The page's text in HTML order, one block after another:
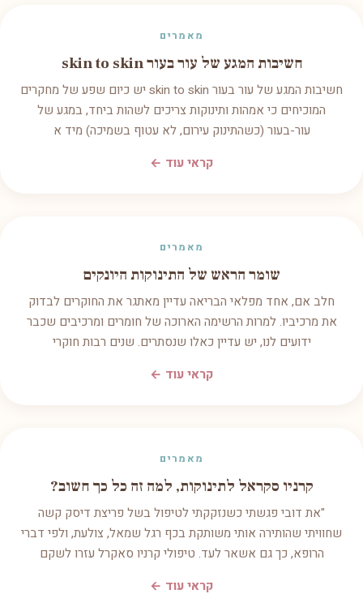
מאמרים
חשיבות המגע של עור בעור skin to skin
חשיבות המגע של עור בעור skin to skin יש כיום שפע של מחקרים
המוכיחים כי אמהות ותינוקות צריכים לשהות ביחד, במגע של
עור-בעור (כשהתינוק עירום, לא עטוף בשמיכה) מיד א
קראי עוד ←
מאמרים
שומר הראש של התינוקות היונקים
חלב אם, אחד מפלאי הבריאה עדיין מאתגר את החוקרים לבדוק
את מרכיביו. למרות הרשימה הארוכה של חומרים ומרכיבים שכבר
ידועים לנו, יש עדיין כאלו שנסתרים. שנים רבות חוקרי
קראי עוד ←
מאמרים
קרניו סקראל לתינוקות, למה זה כל כך חשוב?
"את דובי פגשתי כשנזקקתי לטיפול בשל פריצת דיסק קשה
שחוויתי שהותירה אותי משותקת בכף רגל שמאל, צולעת, ולפי דברי
הרופא, כך גם אשאר לעד. טיפולי קרניו סאקרל עזרו לשקם
קראי עוד ←